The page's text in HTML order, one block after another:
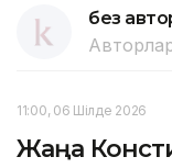
без
11:00, 06 Шілде 2026
Жаңа